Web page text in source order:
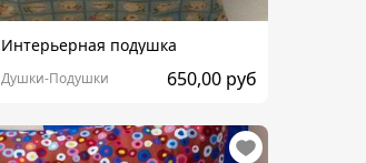
Интерьерная подушка
Душки-Подушки 650,00 руб